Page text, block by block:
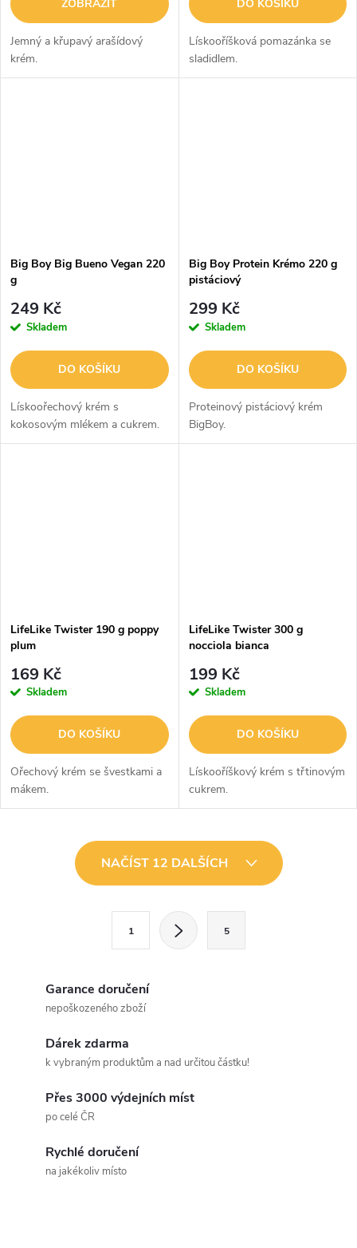
ZOBRAZIT
Jemný a křupavý arašídový
krém.
DO KOŠÍKU
Lískooříšková pomazánka se
sladidlem.
Big Boy Big Bueno Vegan 220
g
249 Kč
Skladem
DO KOŠÍKU
Lískoořechový krém s
kokosovým mlékem a cukrem.
Big Boy Protein Krémo 220 g
pistáciový
299 Kč
Skladem
DO KOŠÍKU
Proteinový pistáciový krém
BigBoy.
LifeLike Twister 190 g poppy
plum
169 Kč
Skladem
DO KOŠÍKU
Ořechový krém se švestkami a
mákem.
LifeLike Twister 300 g
nocciola bianca
199 Kč
Skladem
DO KOŠÍKU
Lískooříškový krém s třtinovým
cukrem.
NAČÍST 12 DALŠÍCH
1 5
Garance doručení
nepoškozeného zboží
Dárek zdarma
k vybraným produktům a nad určitou částku!
Přes 3000 výdejních míst
po celé ČR
Rychlé doručení
na jakékoliv místo